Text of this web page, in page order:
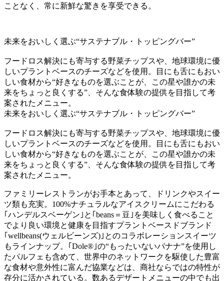
ことなく、常に新鮮な驚きを享受できる。
未来をおいしく選ぶ“サステナブル・トッピングバー”
フードロス解決にも寄与する野菜チップスや、地球環境に優
しいプラントベースのチーズなどを使用。目にも舌にもおい
しい食材から“好きなものを選ぶことが、この星や誰かの未
来をちょっと良くする”、そんな食体験の提供を目指して考
案されたメニュー。
未来をおいしく選ぶ“サステナブル・トッピングバー”
フードロス解決にも寄与する野菜チップスや、地球環境に優
しいプラントベースのチーズなどを使用。目にも舌にもおい
しい食材から“好きなものを選ぶことが、この星や誰かの未
来をちょっと良くする”、そんな食体験の提供を目指して考
案されたメニュー。
ファミリーレストランがお手本とあって、ドリンクやスイー
ツ類も充実。100%ナチュラルなアイスクリームにこだわる
｢ハンデルスベーゲン｣と｢beans＝豆｣を美味しく食べること
でより良い環境と健康を目指すプラントベースドブランド
｢wellbeans(ウェルビーンズ)｣とのコラボレーションスイーツ
もラインナップ。｢Dole®｣の“もったいないバナナ”を使用し
たパルフェも含めて、世界中のネットワークを駆使した豊富
な食材や意外性に富んだ協業などは、商社ならではの特性が
存分に活かされている。数あるデザートメニューの中でも出